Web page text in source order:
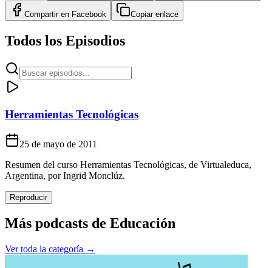
Compartir en Facebook Copiar enlace
Todos los Episodios
Herramientas Tecnológicas
25 de mayo de 2011
Resumen del curso Herramientas Tecnológicas, de Virtualeduca,
Argentina, por Ingrid Monclúz.
Reproducir
Más podcasts de Educación
Ver toda la categoría →